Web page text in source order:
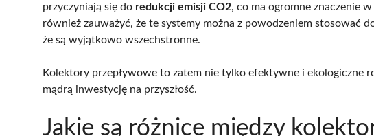
przyczyniają się do redukcji emisji CO2, co ma ogromne znaczenie
również zauważyć, że te systemy można z powodzeniem stosować
że są wyjątkowo wszechstronne.
Kolektory przepływowe to zatem nie tylko efektywne i ekologiczne
mądrą inwestycję na przyszłość.
Jakie są różnice między